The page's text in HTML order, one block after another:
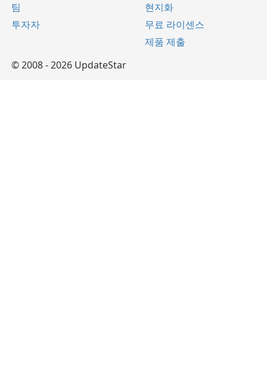
팀
투자자
현지화
무료 라이센스
제품 제출
© 2008 - 2026 UpdateStar